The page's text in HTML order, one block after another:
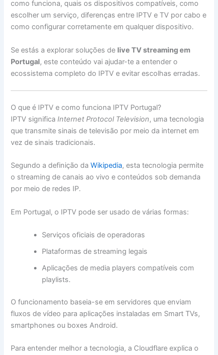
como funciona, quais os dispositivos compatíveis, como
escolher um serviço, diferenças entre IPTV e TV por cabo e
como configurar corretamente em qualquer dispositivo.
Se estás a explorar soluções de live TV streaming em
Portugal, este conteúdo vai ajudar-te a entender o
ecossistema completo do IPTV e evitar escolhas erradas.
O que é IPTV e como funciona IPTV Portugal?
IPTV significaInternet Protocol Television, uma tecnologia
que transmite sinais de televisão por meio da internet em
vez de sinais tradicionais.
Segundo a definição daWikipedia, esta tecnologia permite
o streaming de canais ao vivo e conteúdos sob demanda
por meio de redes IP.
Em Portugal, o IPTV pode ser usado de várias formas:
Serviços oficiais de operadoras
Plataformas de streaming legais
Aplicações de media players compatíveis com
playlists.
O funcionamento baseia-se em servidores que enviam
fluxos de vídeo para aplicações instaladas em Smart TVs,
smartphones ou boxes Android.
Para entender melhor a tecnologia, a Cloudflare explica o